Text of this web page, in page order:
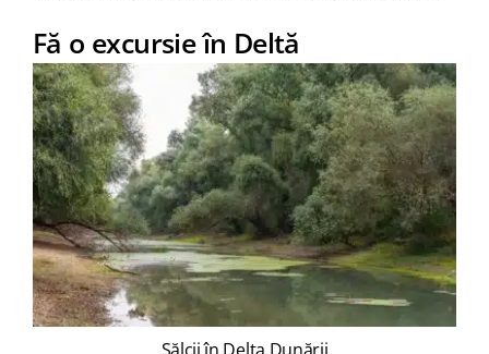
Fă o excursie în Deltă